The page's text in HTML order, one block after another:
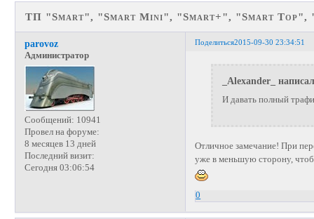
ТП "Smart", "Smart Mini", "Smart+", "Smart Top",
Поделиться2015-09-30 23:34:51
parovoz
Администратор
Сообщений: 10941
Провел на форуме:
8 месяцев 13 дней
Последний визит:
Сегодня 03:06:54
_Alexander_
И давать полный
Отличное замечание! При
уже в меньшую сторону,
0